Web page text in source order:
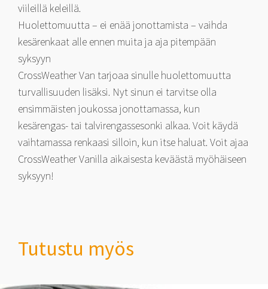
viileillä keleillä.
Huolettomuutta – ei enää jonottamista – vaihda
kesärenkaat alle ennen muita ja aja pitempään
syksyyn
CrossWeather Van tarjoaa sinulle huolettomuutta
turvallisuuden lisäksi. Nyt sinun ei tarvitse olla
ensimmäisten joukossa jonottamassa, kun
kesärengas- tai talvirengassesonki alkaa. Voit käydä
vaihtamassa renkaasi silloin, kun itse haluat. Voit ajaa
CrossWeather Vanilla aikaisesta keväästä myöhäiseen
syksyyn!
Tutustu myös